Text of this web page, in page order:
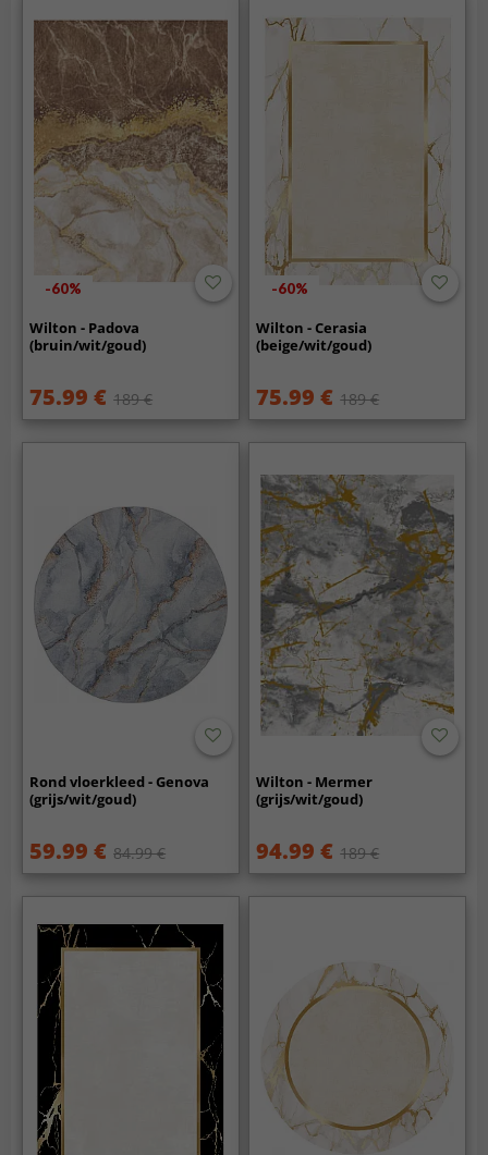
-60%
Wilton - Padova
(bruin/wit/goud)
75.99 € 189 €
-60%
Wilton - Cerasia
(beige/wit/goud)
75.99 € 189 €
Rond vloerkleed - Genova
(grijs/wit/goud)
59.99 € 84.99 €
Wilton - Mermer
(grijs/wit/goud)
94.99 € 189 €